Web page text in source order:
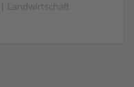
Landwirtschaft